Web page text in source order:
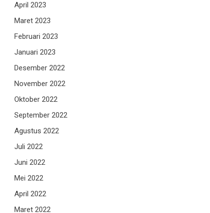
April 2023
Maret 2023
Februari 2023
Januari 2023
Desember 2022
November 2022
Oktober 2022
September 2022
Agustus 2022
Juli 2022
Juni 2022
Mei 2022
April 2022
Maret 2022